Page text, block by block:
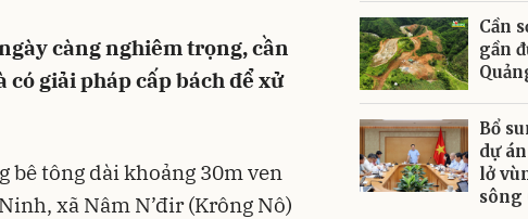
càng nghiêm trọng, cần
giải pháp cấp bách để xử
bê tông dài khoảng 30m ven
xã Nâm N’đir (Krông Nô)
Cần
gần
Bổ
dự
lở
sông
Gửi